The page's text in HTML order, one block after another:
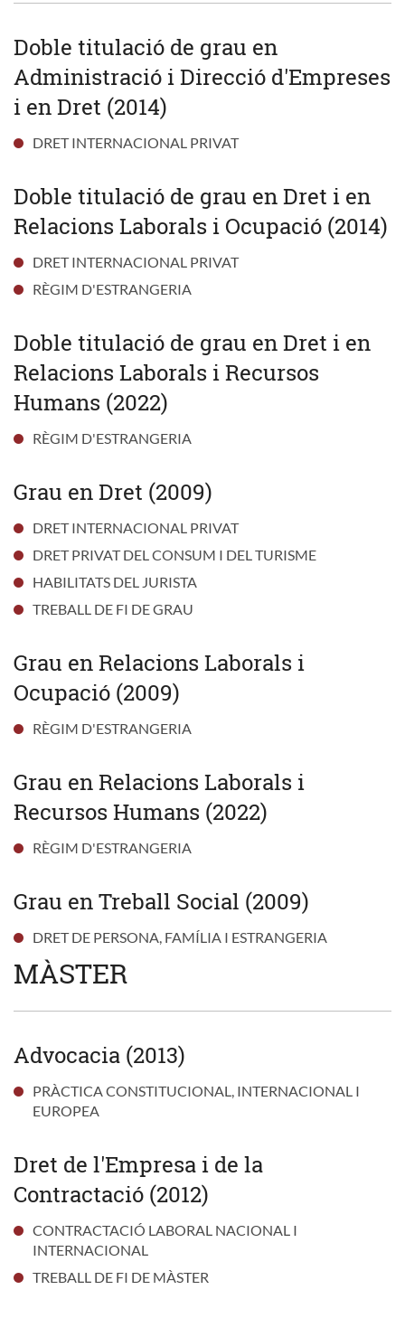
Doble titulació de grau en
Administració i Direcció d'Empreses
i en Dret (2014)
DRET INTERNACIONAL PRIVAT
Doble titulació de grau en Dret i en
Relacions Laborals i Ocupació (2014)
DRET INTERNACIONAL PRIVAT
RÈGIM D'ESTRANGERIA
Doble titulació de grau en Dret i en
Relacions Laborals i Recursos
Humans (2022)
RÈGIM D'ESTRANGERIA
Grau en Dret (2009)
DRET INTERNACIONAL PRIVAT
DRET PRIVAT DEL CONSUM I DEL TURISME
HABILITATS DEL JURISTA
TREBALL DE FI DE GRAU
Grau en Relacions Laborals i
Ocupació (2009)
RÈGIM D'ESTRANGERIA
Grau en Relacions Laborals i
Recursos Humans (2022)
RÈGIM D'ESTRANGERIA
Grau en Treball Social (2009)
DRET DE PERSONA, FAMÍLIA I ESTRANGERIA
MÀSTER
Advocacia (2013)
PRÀCTICA CONSTITUCIONAL, INTERNACIONAL I
EUROPEA
Dret de l'Empresa i de la
Contractació (2012)
CONTRACTACIÓ LABORAL NACIONAL I
INTERNACIONAL
TREBALL DE FI DE MÀSTER